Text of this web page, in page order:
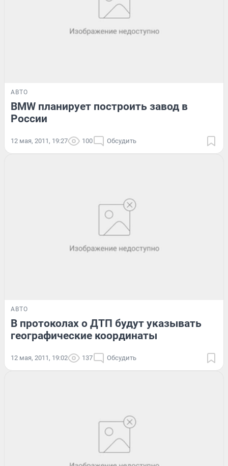
АВТО
BMW планирует построить завод в
России
12 мая, 2011, 19:27 100 Обсудить
АВТО
В протоколах о ДТП будут указывать
географические координаты
12 мая, 2011, 19:02 137 Обсудить